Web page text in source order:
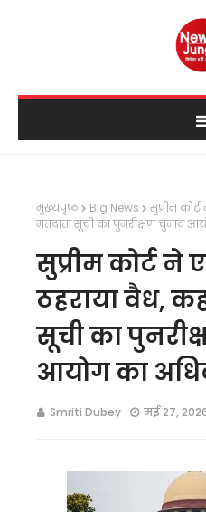
मुख्यपृष्ठ Big News
सुप्रीम
मतदाता सूची का पुनरीक्षण चुनाव
सुप्रीम कोर्ट
ठहराया वैध,
सूची का
आयोग का
Smriti Dubey मई 27,